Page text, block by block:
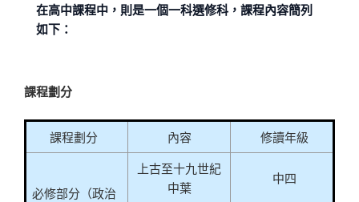
在高中課程中，則是一個一科選修科，課程內容簡列
如下：
課程劃分
課程劃分 內容 修讀年級
必修部分（政治
上古至十九世紀
中葉
中四